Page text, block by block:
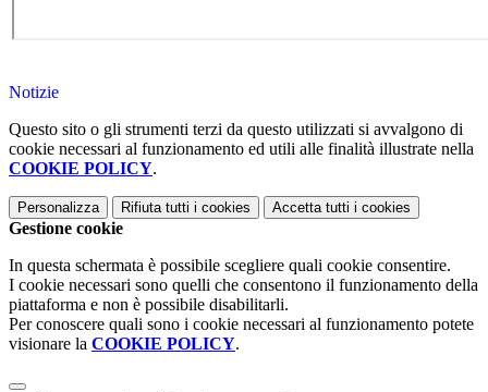
Notizie
Questo sito o gli strumenti terzi da questo utilizzati si avvalgono di
cookie necessari al funzionamento ed utili alle finalità illustrate nella
COOKIE POLICY.
Personalizza Rifiuta tutti i cookies Accetta tutti i cookies
Gestione cookie
In questa schermata è possibile scegliere quali cookie consentire.
I cookie necessari sono quelli che consentono il funzionamento della
piattaforma e non è possibile disabilitarli.
Per conoscere quali sono i cookie necessari al funzionamento potete
visionare la COOKIE POLICY.